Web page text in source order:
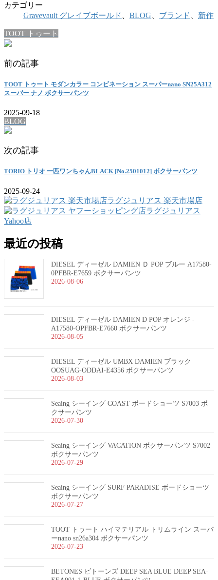
カテゴリー
Gravevault グレイブボールド
BLOG ブランド 新作
TOOT トゥート
前の記事
TOOT トゥート モダンカラー コンビネーション スーパーnano SN25A312
スーパー ナノ ボクサーパンツ
2025-09-18
BLOG
次の記事
TORIO トリオ 一匹ワンちゃんBLACK [No.2501012] ボクサーパンツ
2025-09-24
ラグジュリアス 楽天市場店
ラグジュリアス
Yahoo店
最近の投稿
DIESEL ディーゼル DAMIEN Ｄ POP ブルー A17580-
0PFBR-E7659 ボクサーパンツ
2026-08-06
DIESEL ディーゼル DAMIEN D POP オレンジ -
A17580-OPFBR-E7660 ボクサーパンツ
2026-08-05
DIESEL ディーゼル UMBX DAMIEN ブラック
OOSUAG-ODDAI-E4356 ボクサーパンツ
2026-08-03
Seaing シーイング COAST ボードショーツ S7003 ボ
クサーパンツ
2026-07-30
Seaing シーイング VACATION ボクサーパンツ S7002
ボクサーパンツ
2026-07-29
Seaing シーイング SURF PARADISE ボードショーツ
ボクサーパンツ
2026-07-27
TOOT トゥート ハイマテリアル トリムライン スーパ
ーnano sn26a304 ボクサーパンツ
2026-07-23
BETONES ビトーンズ DEEP SEA BLUE DEEP SEA-